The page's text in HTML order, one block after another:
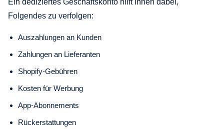
Ein dediziertes Geschäftskonto hilft Ihnen dabei,
Folgendes zu verfolgen:
Auszahlungen an Kunden
Zahlungen an Lieferanten
Shopify-Gebühren
Kosten für Werbung
App-Abonnements
Rückerstattungen